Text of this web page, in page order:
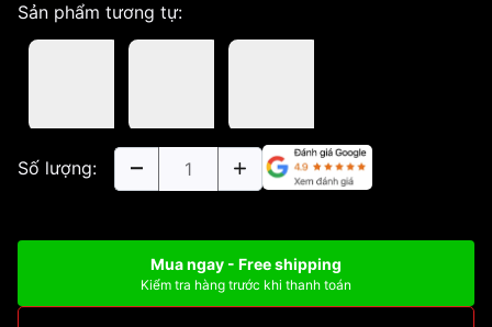
Sản phẩm tương tự:
Số lượng:
Mua ngay - Free shipping
Kiểm tra hàng trước khi thanh toán